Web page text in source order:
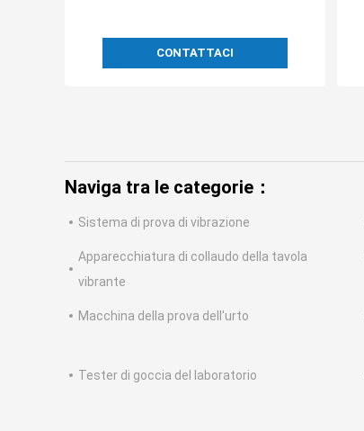
CONTATTACI
Naviga tra le categorie：
Sistema di prova di vibrazione
Apparecchiatura di collaudo della tavola
vibrante
Macchina della prova dell'urto
Tester di goccia del laboratorio